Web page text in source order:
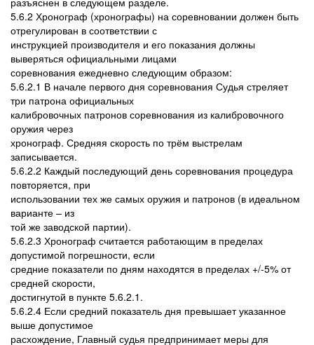
5.6.2 Хронограф (хронографы) на соревновании должен быть
отрегулирован в соответствии с
инструкцией производителя и его показания должны
выверяться официальными лицами
соревнования ежедневно следующим образом:
5.6.2.1 В начале первого дня соревнования Судья стреляет
три патрона официальных
калибровочных патронов соревнования из калибровочного
оружия через
хронограф. Средняя скорость по трём выстрелам
записывается.
5.6.2.2 Каждый последующий день соревнования процедура
повторяется, при
использовании тех же самых оружия и патронов (в идеальном
варианте – из
той же заводской партии).
5.6.2.3 Хронограф считается работающим в пределах
допустимой погрешности, если
средние показатели по дням находятся в пределах +/-5% от
средней скорости,
достигнутой в пункте 5.6.2.1.
5.6.2.4 Если средний показатель дня превышает указанное
выше допустимое
расхождение, Главный судья предпринимает меры для